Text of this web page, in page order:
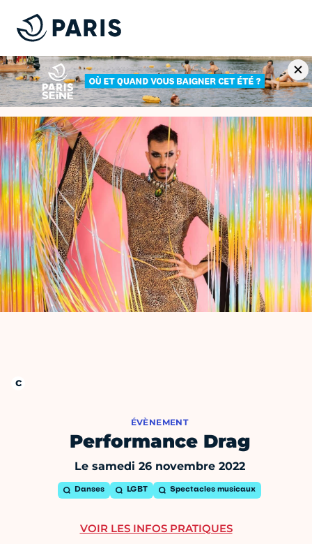
ÉVÈNEMENT
Performance Drag
Le samedi 26 novembre 2022
Danses LGBT Spectacles musicaux
VOIR LES INFOS PRATIQUES